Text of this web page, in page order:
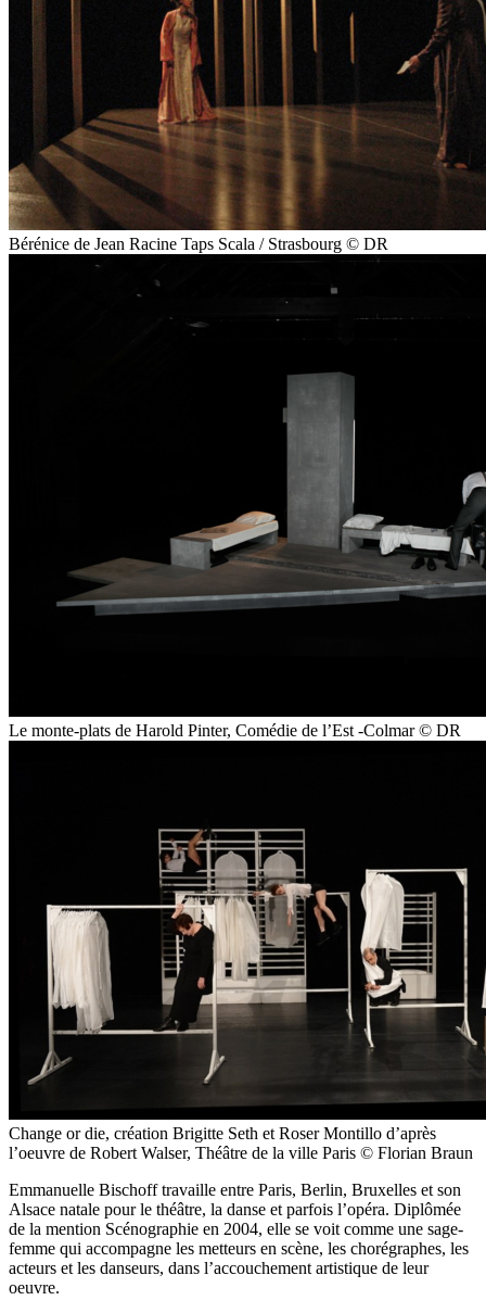
Bérénice de Jean Racine Taps Scala / Strasbourg © DR
Le monte-plats de Harold Pinter, Comédie de l’Est -Colmar © DR
Change or die, création Brigitte Seth et Roser Montillo d’après
l’oeuvre de Robert Walser, Théâtre de la ville Paris © Florian Braun
Emmanuelle Bischoff travaille entre Paris, Berlin, Bruxelles et son
Alsace natale pour le théâtre, la danse et parfois l’opéra. Diplômée
de la mention Scénographie en 2004, elle se voit comme une sage-
femme qui accompagne les metteurs en scène, les chorégraphes, les
acteurs et les danseurs, dans l’accouchement artistique de leur
oeuvre.